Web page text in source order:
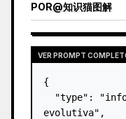
POR@知识猫图解
VER PROMPT
{
"type":
evolutiva",